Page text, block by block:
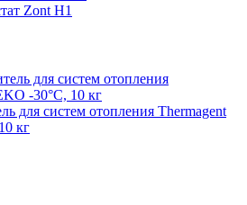
Zont H1
для систем отопления Thermagent
кг